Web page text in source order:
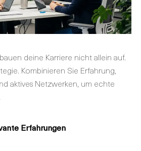
deine Karriere nicht allein auf.
Kombinieren Sie Erfahrung,
aktives Netzwerken, um echte
Erfahrungen